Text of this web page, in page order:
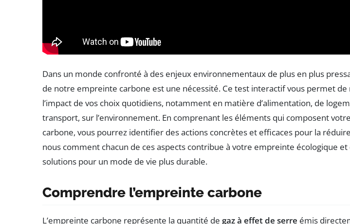
Dans un monde confronté à des enjeux environnementaux de plus en plus
de notre empreinte carbone est une nécessité. Ce test interactif vous permet
l’impact de vos choix quotidiens, notamment en matière d’alimentation, de
transport, sur l’environnement. En comprenant les éléments qui composent
carbone, vous pourrez identifier des actions concrètes et efficaces pour la
nous comment chacun de ces aspects contribue à votre empreinte écologique et
solutions pour un mode de vie plus durable.
Comprendre l’empreinte carbone
L’empreinte carbone représente la quantité de gaz à effet de serre émis